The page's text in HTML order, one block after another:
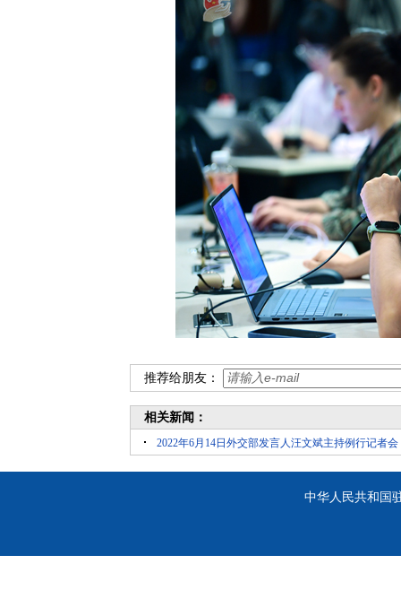
推荐给朋友：
相关新闻：
2022年6月14日外交部发言人汪文斌主持例行记者会
中华人民共和国